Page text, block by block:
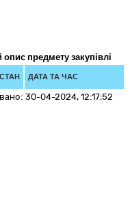
предмету закупівлі
СТАН ДАТА ТА ЧАС
30-04-2024, 12:17:52